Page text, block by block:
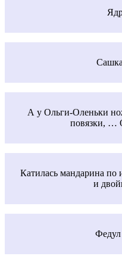
А у Ольги-Оленьки
повязки, …
Катилась мандарина
и
Федул